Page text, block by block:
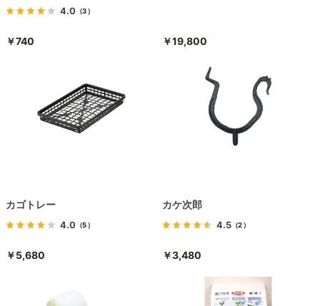
4.0 （3）
￥740 ￥19,800
カゴトレー
4.0 （5）
￥5,680
カケ次郎
4.5（2）
￥3,480